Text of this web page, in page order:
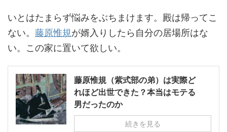
いとはたまらず悩みをぶちまけます。殿は帰ってこ
ない。 藤原惟規が婿入りしたら自分の居場所はな
い。この家に置いて欲しい。
藤原惟規（紫式部の弟）は実際ど
れほど出世できた？本当はモテる
男だったのか
続きを見る